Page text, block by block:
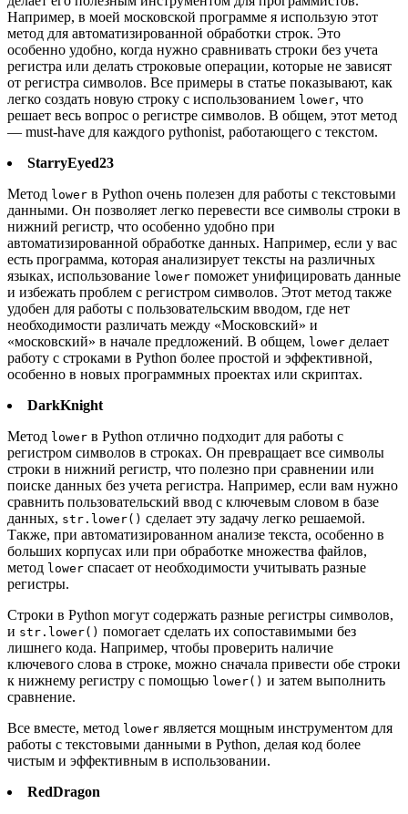
Например, в моей московской программе я использую этот
метод для автоматизированной обработки строк. Это
особенно удобно, когда нужно сравнивать строки без учета
регистра или делать строковые операции, которые не зависят
от регистра символов. Все примеры в статье показывают, как
легко создать новую строку с использованием lower, что
решает весь вопрос о регистре символов. В общем, этот метод
— must-have для каждого pythonist, работающего с текстом.
StarryEyed23
Метод lower в Python очень полезен для работы с текстовыми
данными. Он позволяет легко перевести все символы строки в
нижний регистр, что особенно удобно при
автоматизированной обработке данных. Например, если у вас
есть программа, которая анализирует тексты на различных
языках, использование lower поможет унифицировать данные
и избежать проблем с регистром символов. Этот метод также
удобен для работы с пользовательским вводом, где нет
необходимости различать между «Московский» и
«московский» в начале предложений. В общем, lower делает
работу с строками в Python более простой и эффективной,
особенно в новых программных проектах или скриптах.
DarkKnight
Метод lower в Python отлично подходит для работы с
регистром символов в строках. Он превращает все символы
строки в нижний регистр, что полезно при сравнении или
поиске данных без учета регистра. Например, если вам нужно
сравнить пользовательский ввод с ключевым словом в базе
данных, str.lower() сделает эту задачу легко решаемой.
Также, при автоматизированном анализе текста, особенно в
больших корпусах или при обработке множества файлов,
метод lower спасает от необходимости учитывать разные
регистры.
Строки в Python могут содержать разные регистры символов,
и str.lower() помогает сделать их сопоставимыми без
лишнего кода. Например, чтобы проверить наличие
ключевого слова в строке, можно сначала привести обе строки
к нижнему регистру с помощью lower() и затем выполнить
сравнение.
Все вместе, метод lower является мощным инструментом для
работы с текстовыми данными в Python, делая код более
чистым и эффективным в использовании.
RedDragon